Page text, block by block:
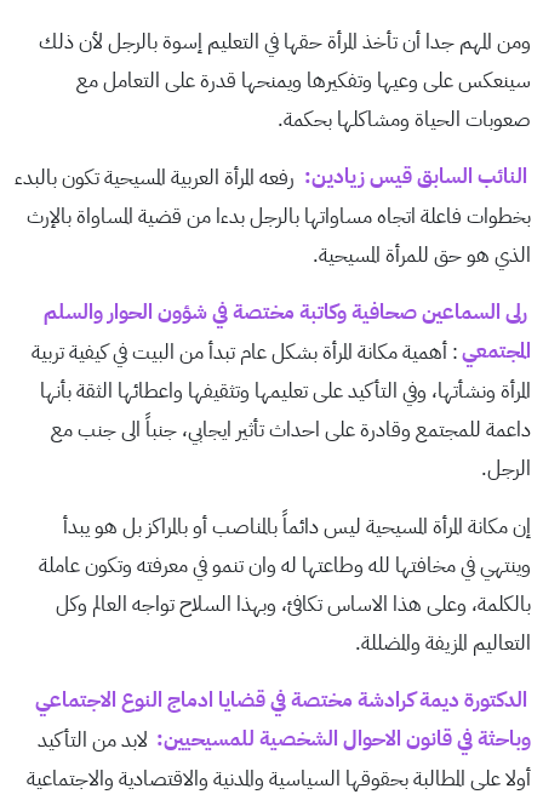
ومن المهم جدا أن تأخذ المرأة حقها في التعليم إسوة بالرجل لأن ذلك
سينعكس على وعيها وتفكيرها ويمنحها قدرة على التعامل مع
صعوبات الحياة ومشاكلها بحكمة.
النائب السابق قيس زيادين: رفعه المرأة العربية المسيحية تكون بالبدء
بخطوات فاعلة اتجاه مساواتها بالرجل بدءا من قضية المساواة بالإرث
الذي هو حق للمرأة المسيحية.
رلى السماعين صحافية وكاتبة مختصة في شؤون الحوار والسلم
المجتمعي: أهمية مكانة المرأة بشكل عام تبدأ من البيت في كيفية تربية
المرأة ونشأتها، وفي التأكيد على تعليمها وتثقيفها واعطائها الثقة بأنها
داعمة للمجتمع وقادرة على احداث تأثير ايجابي، جنباً الى جنب مع
الرجل.
إن مكانة المرأة المسيحية ليس دائماً بالمناصب أو بالمراكز بل هو يبدأ
وينتهي في مخافتها لله وطاعتها له وان تنمو في معرفته وتكون عاملة
بالكلمة، وعلى هذا الاساس تكافئ، وبهذا السلاح تواجه العالم وكل
التعاليم المزيفة والمضللة.
الدكتورة ديمة كرادشة مختصة في قضايا ادماج النوع الاجتماعي
وباحثة في قانون الاحوال الشخصية للمسيحيين: لابد من التأكيد
أولا على المطالبة بحقوقها السياسية والمدنية والاقتصادية والاجتماعية